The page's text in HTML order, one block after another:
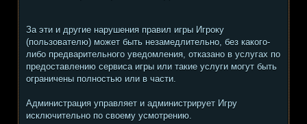
За эти и другие нарушения правил игры Игроку
(пользователю) может быть незамедлительно, без какого-
либо предварительного уведомления, отказано в услугах по
предоставлению сервиса игры или такие услуги могут быть
ограничены полностью или в части.
Администрация управляет и администрирует Игру
исключительно по своему усмотрению.